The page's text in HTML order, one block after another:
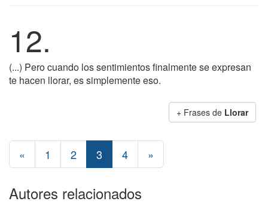
12.
(...) Pero cuando los sentimientos finalmente se expresan
te hacen llorar, es simplemente eso.
+ Frases de Llorar
« 1 2 3 4 »
Autores relacionados